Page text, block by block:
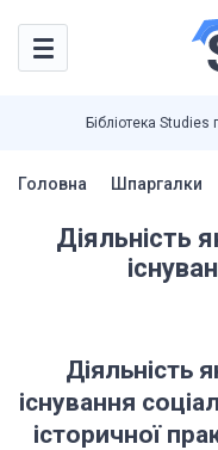
Бібліотека
Головна Шпаргалки
Діяльність
Діяльність
існування
історичної